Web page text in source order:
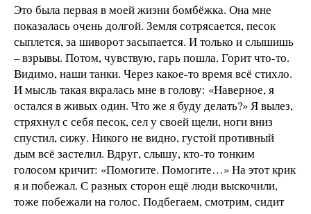
Это была первая в моей жизни бомбёжка. Она мне
показалась очень долгой. Земля сотрясается, песок
сыплется, за шиворот засыпается. И только и слышишь
– взрывы. Потом, чувствую, гарь пошла. Горит что-то.
Видимо, наши танки. Через какое-то время всё стихло.
И мысль такая вкралась мне в голову: «Наверное, я
остался в живых один. Что же я буду делать?» Я вылез,
стряхнул с себя песок, сел у своей щели, ноги вниз
спустил, сижу. Никого не видно, густой противный
дым всё застелил. Вдруг, слышу, кто-то тонким
голосом кричит: «Помогите. Помогите…» На этот крик
я и побежал. С разных сторон ещё люди выскочили,
тоже побежали на голос. Подбегаем, смотрим, сидит